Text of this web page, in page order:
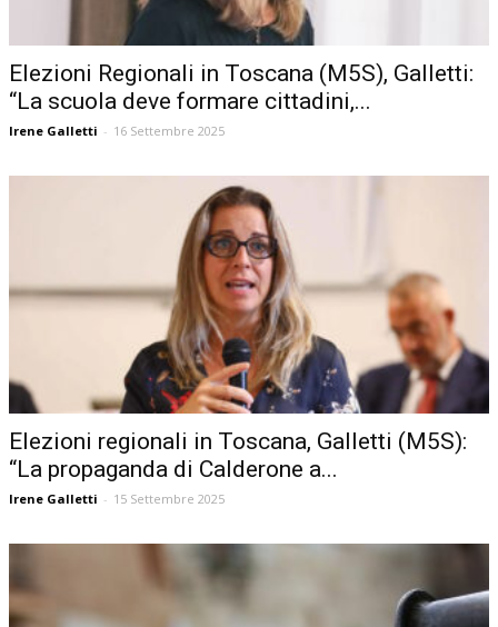
Elezioni Regionali in Toscana (M5S), Galletti:
“La scuola deve formare cittadini,...
Irene Galletti - 16 Settembre 2025
Elezioni regionali in Toscana, Galletti (M5S):
“La propaganda di Calderone a...
Irene Galletti - 15 Settembre 2025